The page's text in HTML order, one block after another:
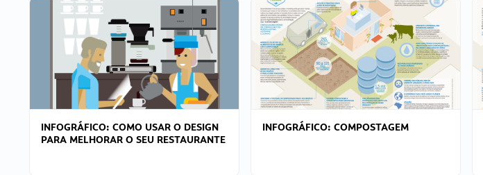
INFOGRÁFICO: COMO USAR O DESIGN
PARA MELHORAR O SEU RESTAURANTE
INFOGRÁFICO: COMPOSTAGEM